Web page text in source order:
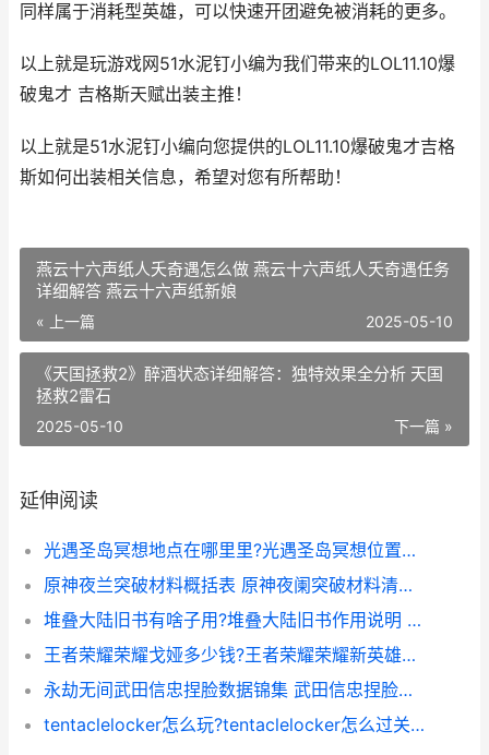
同样属于消耗型英雄，可以快速开团避免被消耗的更多。
以上就是玩游戏网51水泥钉小编为我们带来的LOL11.10爆
破鬼才 吉格斯天赋出装主推！
以上就是51水泥钉小编向您提供的LOL11.10爆破鬼才吉格
斯如何出装相关信息，希望对您有所帮助！
燕云十六声纸人夭奇遇怎么做 燕云十六声纸人夭奇遇任务
详细解答 燕云十六声纸新娘
« 上一篇 2025-05-10
《天国拯救2》醉酒状态详细解答：独特效果全分析 天国
拯救2雷石
下一篇 »
2025-05-10
延伸阅读
光遇圣岛冥想地点在哪里里?光遇圣岛冥想位置坐标图 光遇圣岛任务怎么过
原神夜兰突破材料概括表 原神夜阑突破材料清单锦集 原神夜兰突破材料在哪里
堆叠大陆旧书有啥子用?堆叠大陆旧书作用说明 堆叠大陆旧书怎么用
王者荣耀荣耀戈娅多少钱?王者荣耀荣耀新英雄戈娅价格说明 王者荣耀荣耀战区怎么设置
永劫无间武田信忠捏脸数据锦集 武田信忠捏脸数据同享 永劫无间武田信忠技能怎么带
tentaclelocker怎么玩?tentaclelocker怎么过关模式策略 TentacleLocker怎么过关